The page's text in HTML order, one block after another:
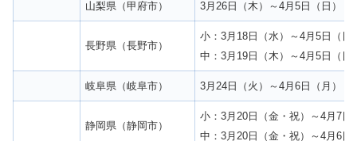
山梨県（甲府市） 3月26日（木）～4月5日（日）
長野県（長野市）
小：3月18日（水）～4月5日（日
中：3月19日（木）～4月5日（日
岐阜県（岐阜市） 3月24日（火）～4月6日（月）
静岡県（静岡市）
小：3月20日（金・祝）～4月7日
中：3月20日（金・祝）～4月6日